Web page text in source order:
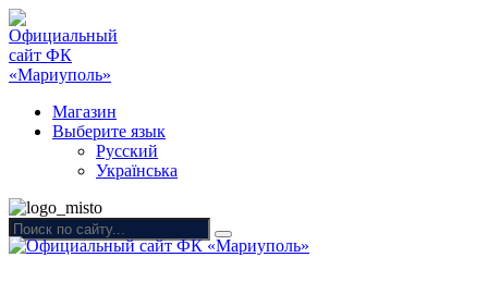
Магазин
Выберите язык
Русский
Українська